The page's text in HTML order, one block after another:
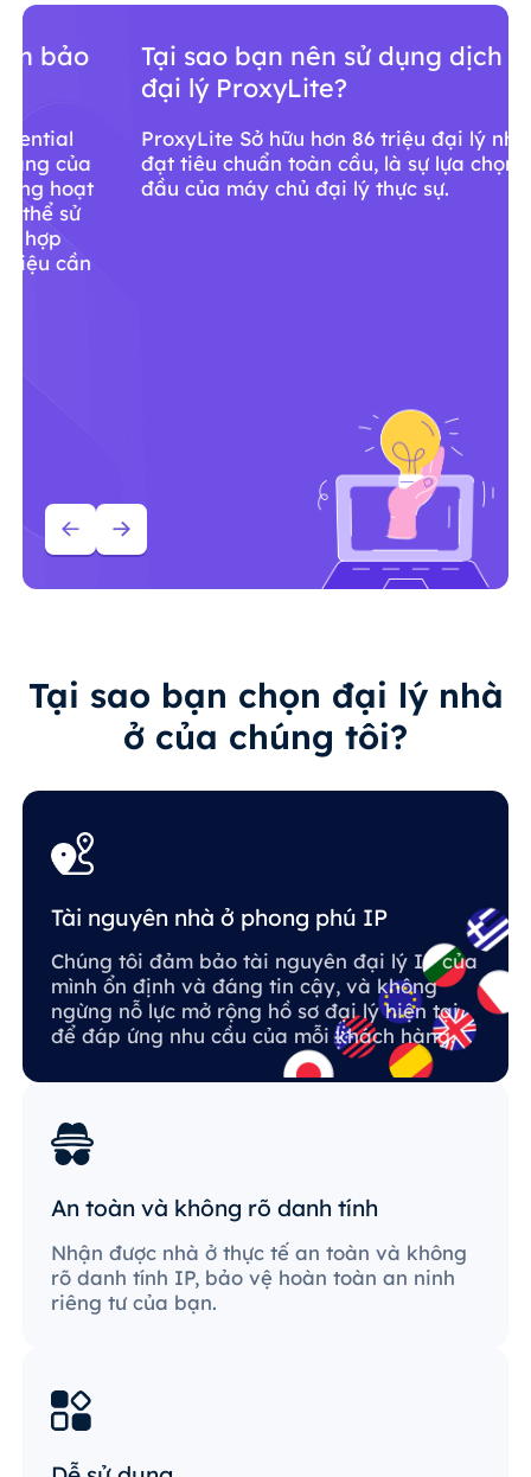
Tại sao bạn nên sử dụng dịch vụ
đại lý ProxyLite?
ProxyLite Sở hữu hơn 86 triệu đại lý nhà ở
đạt tiêu chuẩn toàn cầu, là sự lựa chọn hàng
đầu của máy chủ đại lý thực sự.
Tại sao bạn chọn đại lý nhà
ở của chúng tôi?
Tài nguyên nhà ở phong phú IP
Chúng tôi đảm bảo tài nguyên đại lý IP của
mình ổn định và đáng tin cậy, và không
ngừng nỗ lực mở rộng hồ sơ đại lý hiện tại
để đáp ứng nhu cầu của mỗi khách hàng.
An toàn và không rõ danh tính
Nhận được nhà ở thực tế an toàn và không
rõ danh tính IP, bảo vệ hoàn toàn an ninh
riêng tư của bạn.